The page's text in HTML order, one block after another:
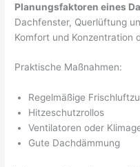
Planungsfaktoren eines
Dachfenster, Querlüftung
Komfort und Konzentration
Praktische Maßnahmen:
Regelmäßige
Hitzeschutzrollos
Ventilatoren oder
Gute Dachdämmung